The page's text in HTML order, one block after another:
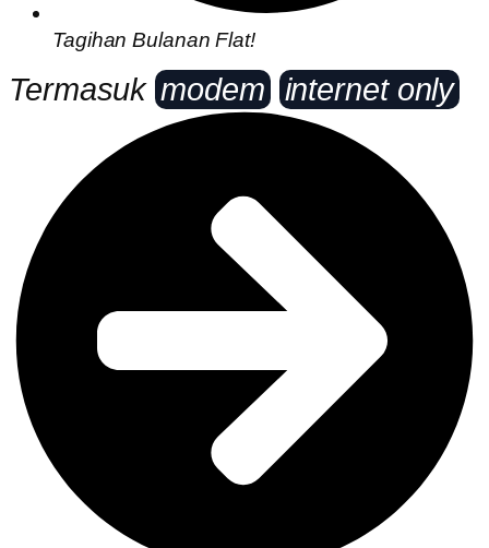
Tagihan Bulanan Flat!
Termasukmodem internet only